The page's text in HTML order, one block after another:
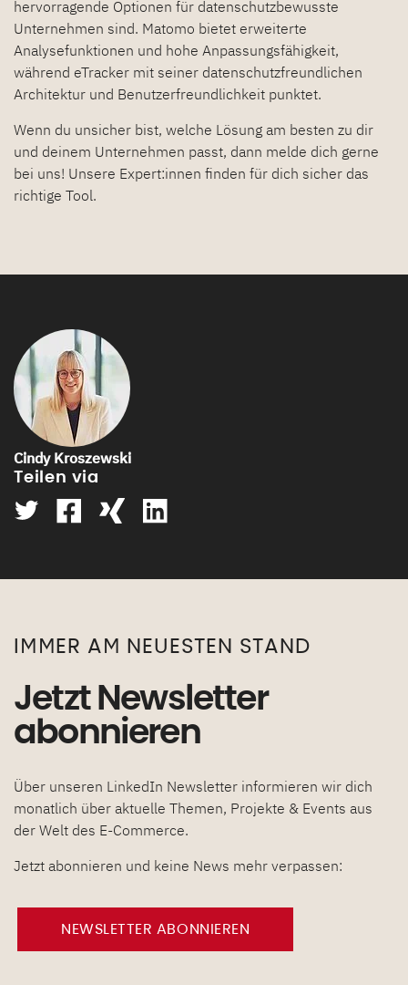
hervorragende Optionen für datenschutzbewusste
Unternehmen sind. Matomo bietet erweiterte
Analysefunktionen und hohe Anpassungsfähigkeit,
während eTracker mit seiner datenschutzfreundlichen
Architektur und Benutzerfreundlichkeit punktet.
Wenn du unsicher bist, welche Lösung am besten zu dir
und deinem Unternehmen passt, dann melde dich gerne
bei uns! Unsere Expert:innen finden für dich sicher das
richtige Tool.
Cindy Kroszewski
Teilen via
neues Fensterneues Fensterneues Fenster
IMMER AM NEUESTEN STAND
Jetzt Newsletter
abonnieren
Über unseren LinkedIn Newsletter informieren wir dich
monatlich über aktuelle Themen, Projekte & Events aus
der Welt des E-Commerce.
Jetzt abonnieren und keine News mehr verpassen:
NEWSLETTER ABONNIEREN